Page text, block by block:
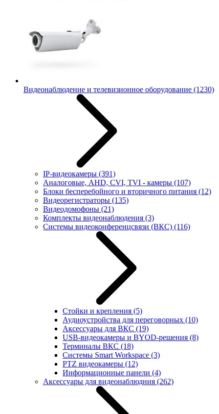
Видеонаблюдение и телевизионное оборудование (1230)
IP-видеокамеры (391)
Аналоговые, AHD, CVI, TVI - камеры (107)
Блоки бесперебойного и вторичного питания (12)
Видеорегистраторы (135)
Видеодомофоны (21)
Комплекты видеонаблюдения (3)
Системы видеоконференцсвязи (ВКС) (116)
Стойки и крепления (5)
Аудиоустройства для переговорных (10)
Аксессуары для ВКС (19)
USB-видеокамеры и BYOD-решения (8)
Терминалы ВКС (18)
Системы Smart Workspace (3)
PTZ видеокамеры (12)
Информационные панели (4)
Аксессуары для видеонаблюдния (262)